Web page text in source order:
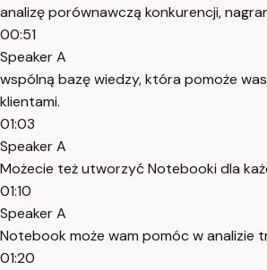
analizę porównawczą konkurencji,
00:51
Speaker A
wspólną bazę wiedzy, która pomoże
klientami.
01:03
Speaker A
Możecie też utworzyć Notebooki dla
01:10
Speaker A
Notebook może wam pomóc w analizie
01:20